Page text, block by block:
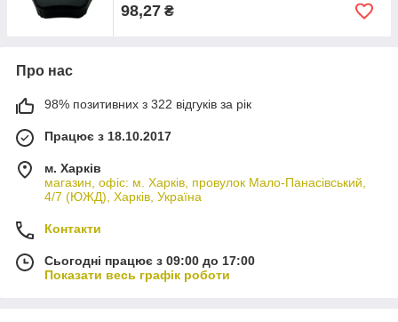
98,27 ₴
Про нас
98% позитивних з 322 відгуків за рік
Працює з 18.10.2017
м. Харків
магазин, офіс: м. Харків, провулок Мало-Панасівський,
4/7 (ЮЖД), Харків, Україна
Контакти
Сьогодні працює з 09:00 до 17:00
Показати весь графік роботи